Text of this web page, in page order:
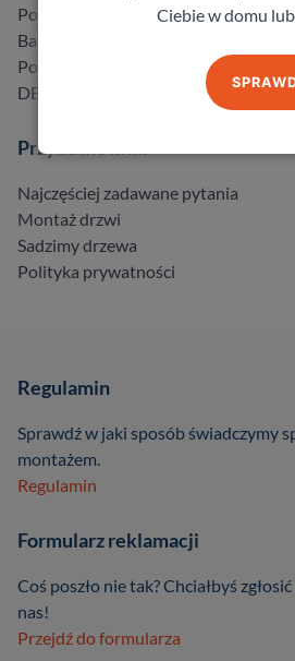
Porta
Barański
Pol-Skone
DELTA
Przydatne linki
Najczęściej zadawane pytania
Montaż drzwi
Sadzimy drzewa
Polityka prywatności
Regulamin
Sprawdź w jaki sposób świadczymy
montażem.
Regulamin
Formularz reklamacji
Coś poszło nie tak? Chciałbyś
nas!
Przejdź do formularza
Ciebie w domu